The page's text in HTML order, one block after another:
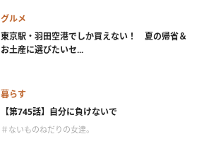
グルメ
東京駅・羽田空港でしか買えない！ 夏の帰省＆
お土産に選びたいセ...
暮らす
【第745話】自分に負けないで
＃ないものねだりの女達。